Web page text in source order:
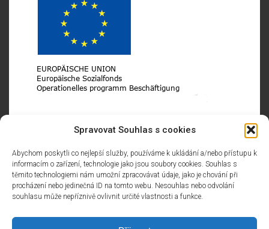
Spravovat Souhlas s cookies
Abychom poskytli co nejlepší služby, používáme k ukládání a/nebo přístupu k
informacím o zařízení, technologie jako jsou soubory cookies. Souhlas s
těmito technologiemi nám umožní zpracovávat údaje, jako je chování při
procházení nebo jedinečná ID na tomto webu. Nesouhlas nebo odvolání
souhlasu může nepříznivě ovlivnit určité vlastnosti a funkce.
der Mitarbeiter von Amirro.
Reg. No.: CZ.03.1.52/0.0/0.0/19_097/0013322
Die Ausbildung findet in folgenden Bereichen statt: Soft-
Rechnungswesen, Wirtschafts- und Rechtskurse,